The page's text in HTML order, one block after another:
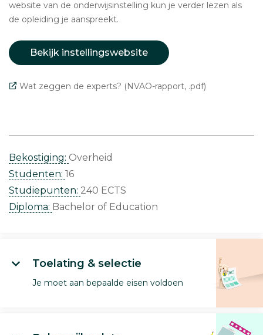
website van de onderwijsinstelling kun je verder lezen als
de opleiding je aanspreekt.
Bekijk instellingswebsite
Wat zeggen de experts? (NVAO-rapport, .pdf)
Bekostiging: Overheid
Studenten: 16
Studiepunten: 240 ECTS
Diploma: Bachelor of Education
Toelating & selectie
Je moet aan bepaalde eisen voldoen